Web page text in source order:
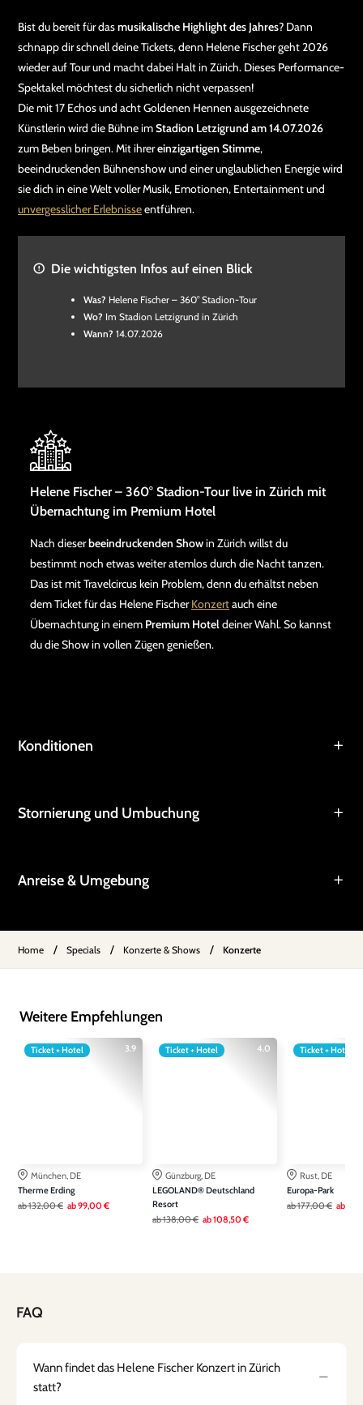
Bist du bereit für dasmusikalische Highlight des Jahres? Dann
schnapp dir schnell deine Tickets, denn Helene Fischer geht 2026
wieder auf Tour und macht dabei Halt in Zürich. Dieses Performance-
Spektakel möchtest du sicherlich nicht verpassen!
Die mit 17 Echos und acht Goldenen Hennen ausgezeichnete
Künstlerin wird die Bühne imStadion Letzigrund am 14.07.2026
zum Beben bringen. Mit ihrereinzigartigen Stimme,
beeindruckenden Bühnenshow und einer unglaublichen Energie wird
sie dich in eine Welt voller Musik, Emotionen, Entertainment und
unvergesslicher Erlebnisseentführen.
Die wichtigsten Infos auf einen Blick
Was? Helene Fischer – 360° Stadion-Tour
Wo? Im Stadion Letzigrund in Zürich
Wann? 14.07.2026
Helene Fischer – 360° Stadion-Tour live in Zürich mit
Übernachtung im Premium Hotel
Nach dieserbeeindruckenden Showin Zürich willst du
bestimmt noch etwas weiter atemlos durch die Nacht tanzen.
Das ist mit Travelcircus kein Problem, denn du erhältst neben
dem Ticket für das Helene FischerKonzertauch eine
Übernachtung in einem Premium Hoteldeiner Wahl. So kannst
du die Show in vollen Zügen genießen.
Konditionen
Stornierung und Umbuchung
Anreise & Umgebung
Home / Specials / Konzerte & Shows / Konzerte
Weitere Empfehlungen
3.9
Ticket + Hotel
München, DE
Therme Erding
ab132,00 € ab99,00 €
4.0
Ticket + Hotel
Günzburg, DE
LEGOLAND® Deutschland
Resort
ab138,00 € ab108,50 €
Ticket + Hotel
Rust, DE
Europa-Park
ab177,00 € ab
FAQ
Wann findet das Helene Fischer Konzert in Zürich
statt?